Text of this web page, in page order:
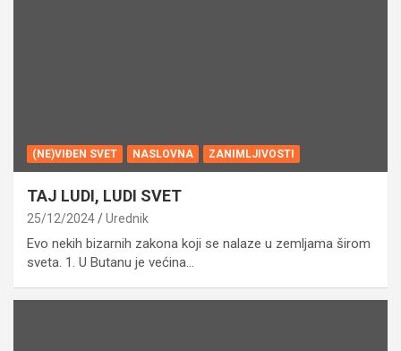
(NE)VIĐEN SVET NASLOVNA ZANIMLJIVOSTI
TAJ LUDI, LUDI SVET
25/12/2024 Urednik
Evo nekih bizarnih zakona koji se nalaze u zemljama širom
sveta. 1. U Butanu je većina…